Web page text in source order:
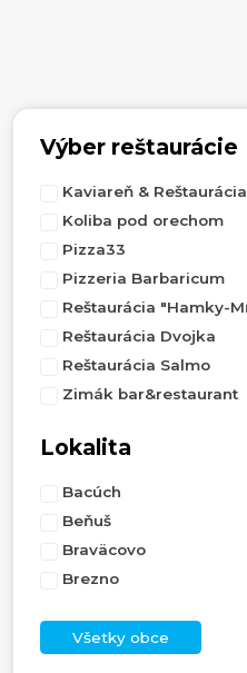
Výber reštaurácie
Kaviareň &
Koliba pod orechom
Pizza33
Pizzeria Barbaricum
Reštaurácia "Hamky-
Reštaurácia Dvojka
Reštaurácia Salmo
Zimák bar&restaurant
Lokalita
Bacúch
Beňuš
Braväcovo
Brezno
Všetky obce